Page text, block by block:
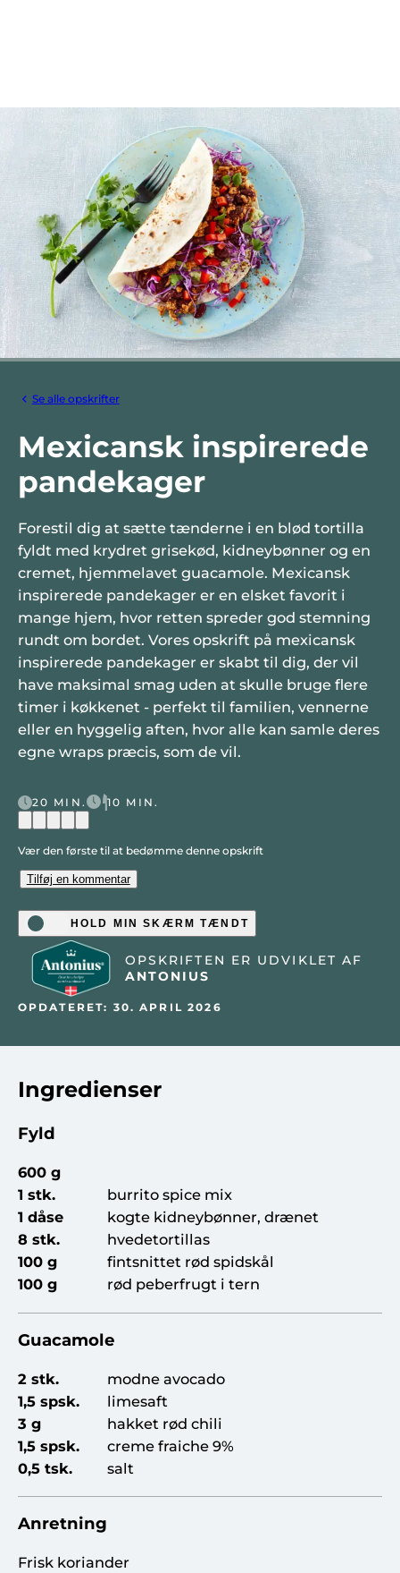
Se alle opskrifter
Mexicansk inspirerede
pandekager
Forestil dig at sætte tænderne i en blød tortilla
fyldt med krydret grisekød, kidneybønner og en
cremet, hjemmelavet guacamole. Mexicansk
inspirerede pandekager er en elsket favorit i
mange hjem, hvor retten spreder god stemning
rundt om bordet. Vores opskrift på mexicansk
inspirerede pandekager er skabt til dig, der vil
have maksimal smag uden at skulle bruge flere
timer i køkkenet - perfekt til familien, vennerne
eller en hyggelig aften, hvor alle kan samle deres
egne wraps præcis, som de vil.
20 MIN. 10 MIN.
Vær den første til at bedømme denne opskrift
Tilføj en kommentar
HOLD MIN SKÆRM TÆNDT
OPSKRIFTEN ER UDVIKLET AF
ANTONIUS
OPDATERET: 30. APRIL 2026
Ingredienser
Fyld
600 g
1 stk.
burrito spice mix
1 dåse
kogte kidneybønner, drænet
8 stk.
hvedetortillas
100 g
fintsnittet rød spidskål
100 g
rød peberfrugt i tern
Guacamole
2 stk.
modne avocado
1,5 spsk.
limesaft
3 g
hakket rød chili
1,5 spsk.
creme fraiche 9%
0,5 tsk.
salt
Anretning
Frisk koriander